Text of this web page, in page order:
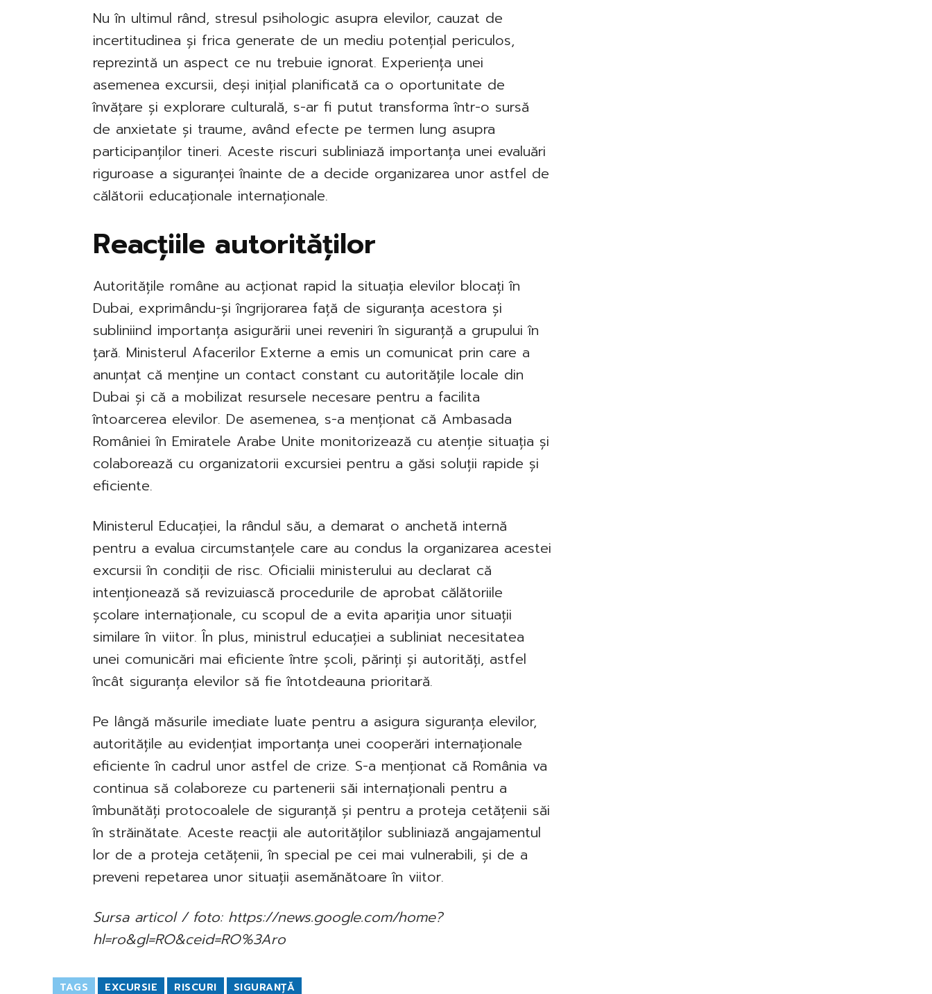
Nu în ultimul rând, stresul psihologic asupra elevilor, cauzat de
incertitudinea și frica generate de un mediu potențial periculos,
reprezintă un aspect ce nu trebuie ignorat. Experiența unei
asemenea excursii, deși inițial planificată ca o oportunitate de
învățare și explorare culturală, s-ar fi putut transforma într-o sursă
de anxietate și traume, având efecte pe termen lung asupra
participanților tineri. Aceste riscuri subliniază importanța unei evaluări
riguroase a siguranței înainte de a decide organizarea unor astfel de
călătorii educaționale internaționale.
Reacțiile autorităților
Autoritățile române au acționat rapid la situația elevilor blocați în
Dubai, exprimându-și îngrijorarea față de siguranța acestora și
subliniind importanța asigurării unei reveniri în siguranță a grupului în
țară. Ministerul Afacerilor Externe a emis un comunicat prin care a
anunțat că menține un contact constant cu autoritățile locale din
Dubai și că a mobilizat resursele necesare pentru a facilita
întoarcerea elevilor. De asemenea, s-a menționat că Ambasada
României în Emiratele Arabe Unite monitorizează cu atenție situația și
colaborează cu organizatorii excursiei pentru a găsi soluții rapide și
eficiente.
Ministerul Educației, la rândul său, a demarat o anchetă internă
pentru a evalua circumstanțele care au condus la organizarea acestei
excursii în condiții de risc. Oficialii ministerului au declarat că
intenționează să revizuiască procedurile de aprobat călătoriile
școlare internaționale, cu scopul de a evita apariția unor situații
similare în viitor. În plus, ministrul educației a subliniat necesitatea
unei comunicări mai eficiente între școli, părinți și autorități, astfel
încât siguranța elevilor să fie întotdeauna prioritară.
Pe lângă măsurile imediate luate pentru a asigura siguranța elevilor,
autoritățile au evidențiat importanța unei cooperări internaționale
eficiente în cadrul unor astfel de crize. S-a menționat că România va
continua să colaboreze cu partenerii săi internaționali pentru a
îmbunătăți protocoalele de siguranță și pentru a proteja cetățenii săi
în străinătate. Aceste reacții ale autorităților subliniază angajamentul
lor de a proteja cetățenii, în special pe cei mai vulnerabili, și de a
preveni repetarea unor situații asemănătoare în viitor.
Sursa articol / foto: https://news.google.com/home?
hl=ro&gl=RO&ceid=RO%3Aro
TAGS EXCURSIE RISCURI SIGURANȚĂ